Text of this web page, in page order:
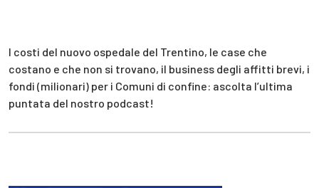
I costi del nuovo ospedale del Trentino, le case che
costano e che non si trovano, il business degli affitti brevi, i
fondi (milionari) per i Comuni di confine: ascolta l’ultima
puntata del nostro podcast!